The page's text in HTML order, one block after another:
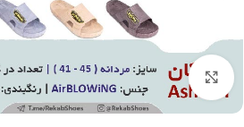
بزرگنمایی تصویر